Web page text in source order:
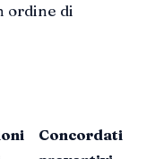
ordine di
Concordati